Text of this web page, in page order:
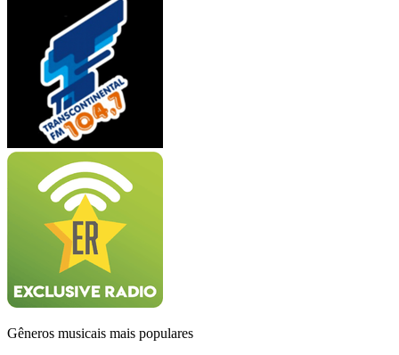
Gêneros musicais mais populares